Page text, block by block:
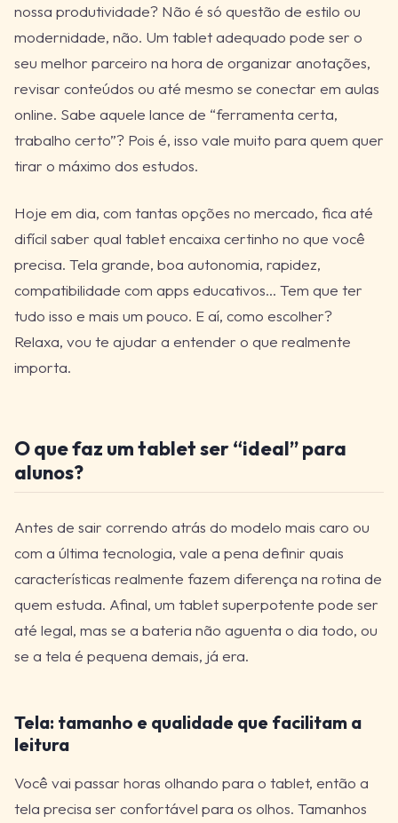
nossa produtividade? Não é só questão de estilo ou
modernidade, não. Um tablet adequado pode ser o
seu melhor parceiro na hora de organizar anotações,
revisar conteúdos ou até mesmo se conectar em aulas
online. Sabe aquele lance de “ferramenta certa,
trabalho certo”? Pois é, isso vale muito para quem quer
tirar o máximo dos estudos.
Hoje em dia, com tantas opções no mercado, fica até
difícil saber qual tablet encaixa certinho no que você
precisa. Tela grande, boa autonomia, rapidez,
compatibilidade com apps educativos… Tem que ter
tudo isso e mais um pouco. E aí, como escolher?
Relaxa, vou te ajudar a entender o que realmente
importa.
O que faz um tablet ser “ideal” para
alunos?
Antes de sair correndo atrás do modelo mais caro ou
com a última tecnologia, vale a pena definir quais
características realmente fazem diferença na rotina de
quem estuda. Afinal, um tablet superpotente pode ser
até legal, mas se a bateria não aguenta o dia todo, ou
se a tela é pequena demais, já era.
Tela: tamanho e qualidade que facilitam a
leitura
Você vai passar horas olhando para o tablet, então a
tela precisa ser confortável para os olhos. Tamanhos